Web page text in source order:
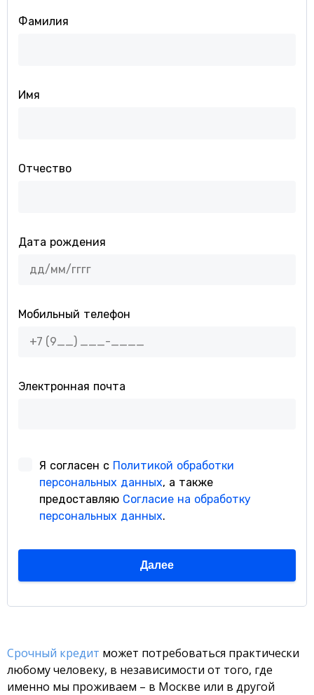
Срочный кредит может потребоваться практически
любому человеку, в независимости от того, где
именно мы проживаем – в Москве или в другой